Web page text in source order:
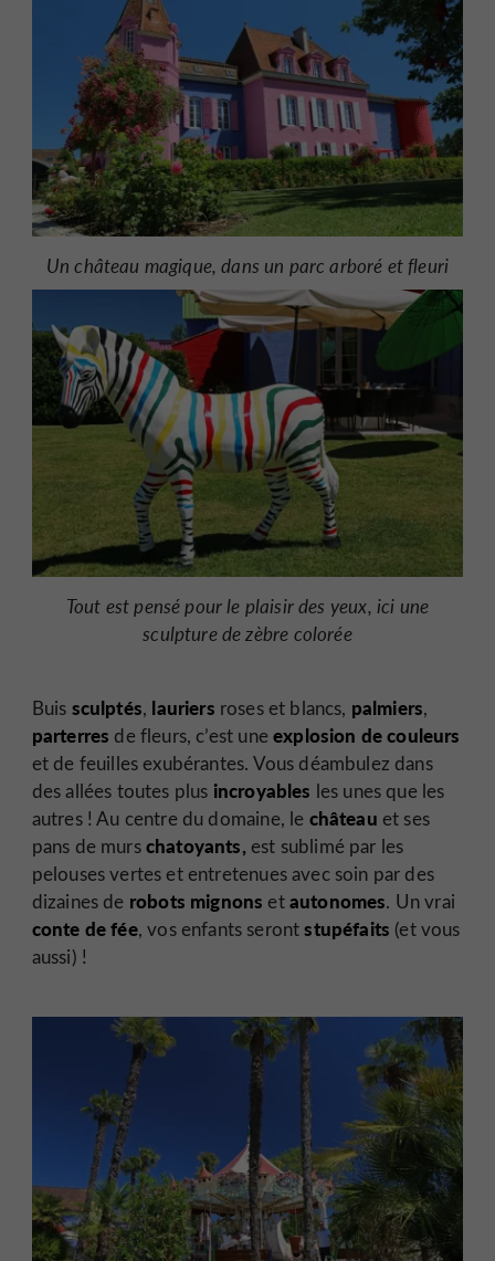
Un château magique, dans un parc arboré et fleuri
Tout est pensé pour le plaisir des yeux, ici une
sculpture de zèbre colorée
Buis sculptés, lauriers roses et blancs, palmiers,
parterres de fleurs, c’est uneexplosion de couleurs
et de feuilles exubérantes. Vous déambulez dans
des allées toutes plus incroyables les unes que les
autres ! Au centre du domaine, le château et ses
pans de murschatoyants,est sublimé par les
pelouses vertes et entretenues avec soin par des
dizaines de robots mignons etautonomes. Un vrai
conte de fée, vos enfants serontstupéfaits (et vous
aussi) !